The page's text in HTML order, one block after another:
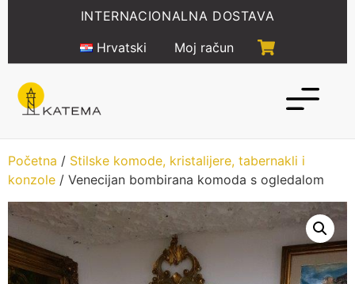
INTERNACIONALNA DOSTAVA
Hrvatski
Moj račun
Početna / Stilske komode, kristalijere, tabernakli i
konzole / Venecijan bombirana komoda s ogledalom